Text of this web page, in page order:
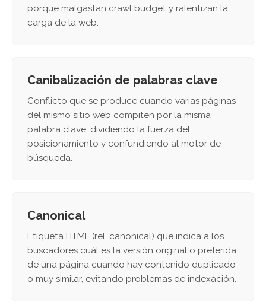
porque malgastan crawl budget y ralentizan la
carga de la web.
Canibalización de palabras clave
Conflicto que se produce cuando varias páginas
del mismo sitio web compiten por la misma
palabra clave, dividiendo la fuerza del
posicionamiento y confundiendo al motor de
búsqueda.
Canonical
Etiqueta HTML (rel=canonical) que indica a los
buscadores cuál es la versión original o preferida
de una página cuando hay contenido duplicado
o muy similar, evitando problemas de indexación.